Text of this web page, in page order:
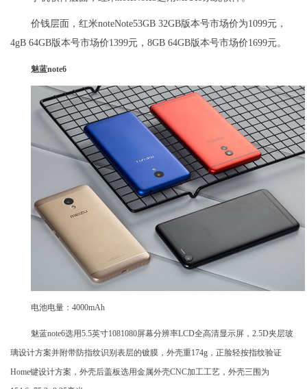
价钱层面，红米noteNote53GB 32GB版本号市场价为1099元，
4gB 64GB版本号市场价1399元，8GB 64GB版本号市场价1699元。
魅蓝note6
电池电量：4000mAh
魅蓝note6选用5.5英寸1081080屏幕分辨率LCD全高清显示屏，2.5D夹层玻
璃设计方案并附带防指纹识别表层的镀膜，外壳重174g，正脸轻按指纹验证
Home键设计方案，外壳后盖板选用金属外壳CNC加工工艺，外壳三围为